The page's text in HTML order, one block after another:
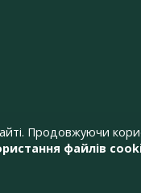
Продовжуючи
файлів